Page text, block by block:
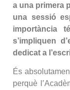
a una primera
una sessió
importància
s’impliquen
dedicat a
És
perquè